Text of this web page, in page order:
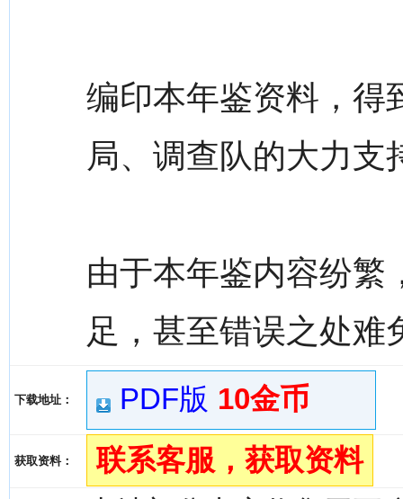
编印本年鉴资料，得
局、调查队的大力支
由于本年鉴内容纷繁
足，甚至错误之处难
下载地址： PDF版 10金币
获取资料：
联系客服，获取资料